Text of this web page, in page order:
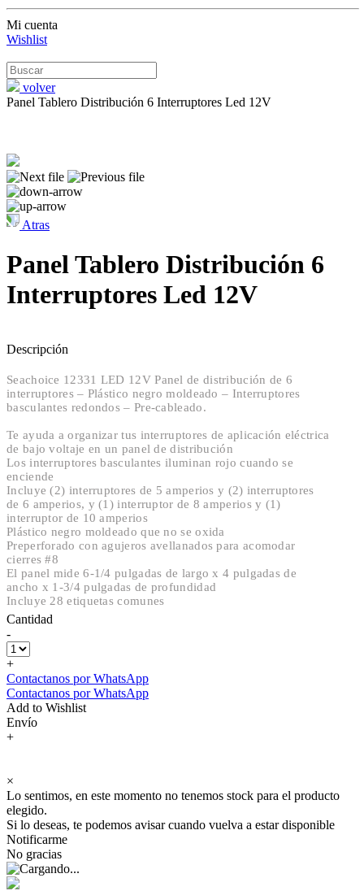
Mi cuenta
Wishlist
volver
Panel Tablero Distribución 6 Interruptores Led 12V
Atras
Panel Tablero Distribución 6
Interruptores Led 12V
Descripción
Seachoice 12331 LED 12V Panel de distribución de 6
interruptores – Plástico negro moldeado – Interruptores
basculantes redondos – Pre-cableado.
Te ayuda a organizar tus interruptores de aplicación eléctrica
de bajo voltaje en un panel de distribución
Los interruptores basculantes iluminan rojo cuando se
enciende
Incluye (2) interruptores de 5 amperios y (2) interruptores
de 6 amperios, y (1) interruptor de 8 amperios y (1)
interruptor de 10 amperios
Plástico negro moldeado que no se oxida
Preperforado con agujeros avellanados para acomodar
cierres #8
El panel mide 6-1/4 pulgadas de largo x 4 pulgadas de
ancho x 1-3/4 pulgadas de profundidad
Incluye 28 etiquetas comunes
Cantidad
-
+
Contactanos por WhatsApp
Contactanos por WhatsApp
Add to Wishlist
Envío
+
×
Lo sentimos, en este momento no tenemos stock para el producto
elegido.
Si lo deseas, te podemos avisar cuando vuelva a estar disponible
Notificarme
No gracias